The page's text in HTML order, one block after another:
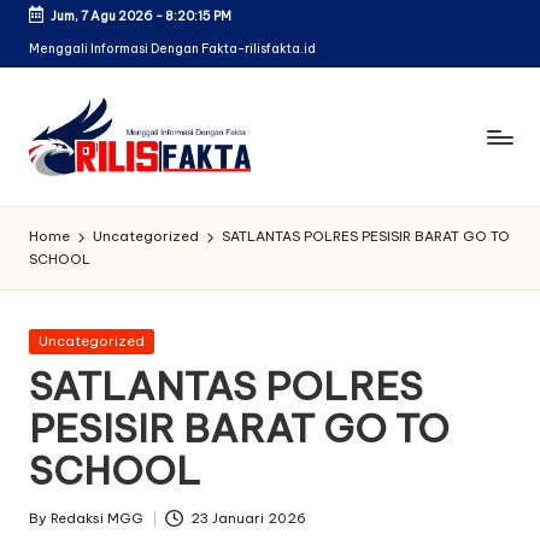
Skip
Jum, 7 Agu 2026- 8:20:16 PM
Menggali Informasi Dengan Fakta-rilisfakta.id
Home Uncategorized
SATLANTAS POLRES PESISIR BARAT GO TO
SCHOOL
Posted
Uncategorized
SATLANTAS POLRES
PESISIR BARAT GO TO
SCHOOL
Posted
By Redaksi MGG 23 Januari 2026